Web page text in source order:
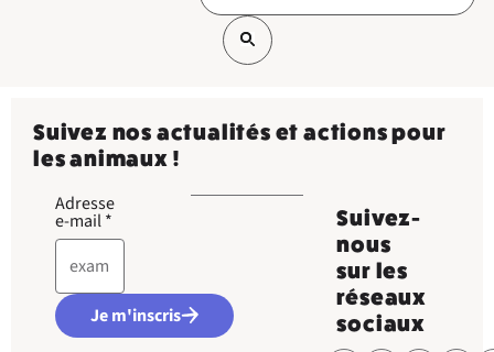
Suivez nos actualités et actions pour
les animaux !
Adresse
e-mail*
Je m'inscris
Suivez-
nous
sur les
réseaux
sociaux